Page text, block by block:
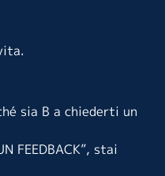
sia B a chiederti un
FEEDBACK”, stai